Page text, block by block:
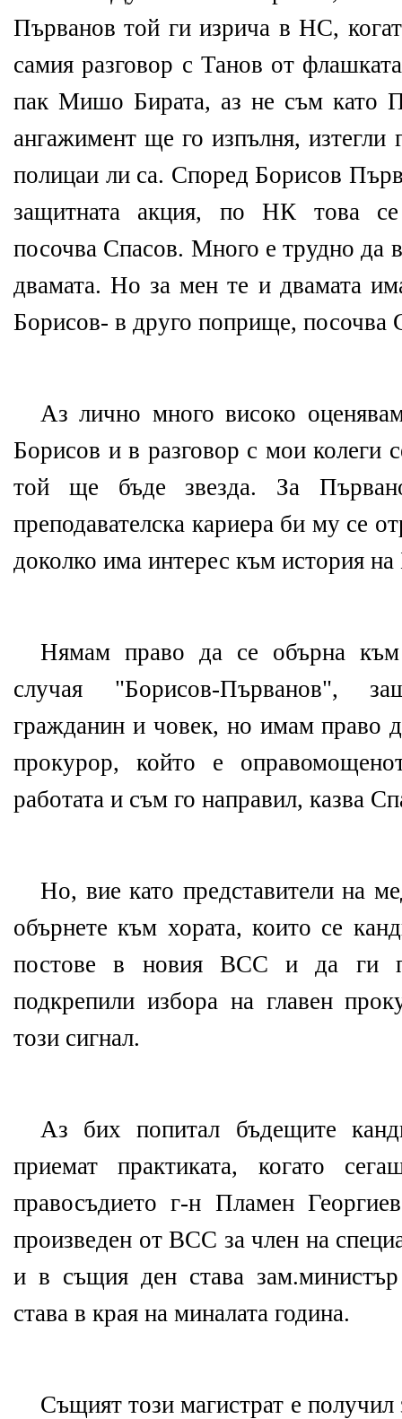
Първанов той ги изрича в НС,
самия разговор с Танов от
пак Мишо Бирата, аз не съм като
ангажимент ще го изпълня, изтегли
полицаи ли са. Според Борисов
защитната акция, по НК това се
посочва Спасов. Много е трудно да
двамата. Но за мен те и двамата
Борисов- в друго поприще, посочва
Аз лично много високо
Борисов и в разговор с мои колеги
той ще бъде звезда. За
преподавателска кариера би му се
доколко има интерес към история
Нямам право да се обърна
случая "Борисов-Първанов",
гражданин и човек, но имам право
прокурор, който е
работата и съм го направил, казва
Но, вие като представители на
обърнете към хората, които се
постове в новия ВСС и да ги
подкрепили избора на главен
този сигнал.
Аз бих попитал бъдещите
приемат практиката, когато
правосъдието г-н Пламен
произведен от ВСС за член на
и в същия ден става
става в края на миналата година.
Същият този магистрат е